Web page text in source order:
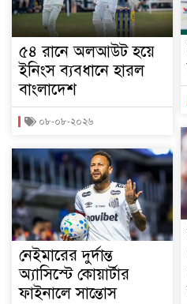
৫৪ রানে অলআউট হয়ে
ইনিংস ব্যবধানে হারল
বাংলাদেশ
০৮-০৮-২০২৬
নেইমারের দুর্দান্ত
অ্যাসিস্টে কোয়ার্টার
ফাইনালে সান্তোস